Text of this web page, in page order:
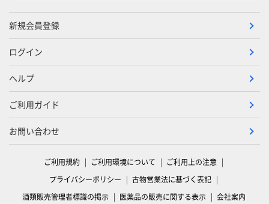
新規会員登録
ログイン
ヘルプ
ご利用ガイド
お問い合わせ
ご利用規約 ご利用環境について
ご利用上の注意
プライバシーポリシー
古物営業法に基づく表記
酒類販売管理者標識の掲示
医薬品の販売に関する表示 会社案内